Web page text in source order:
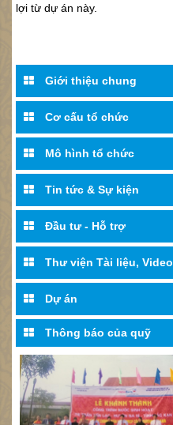
Giới thiệu chung
Cơ cấu tổ chức
Mô hình tổ chức
Tin tức & Sự kiện
Đầu tư - Hỗ trợ
Thư viện Tài liệu, Video
Dự án
Thông báo của quỹ
lợi từ dự án này.